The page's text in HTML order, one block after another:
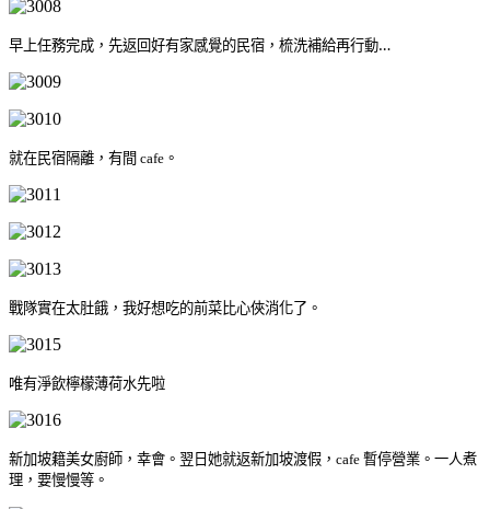
早上任務完成，先返回好有家感覺的民宿，梳洗補給再行動…
就在民宿隔離，有間 cafe。
戰隊實在太肚餓，我好想吃的前菜比心俠消化了。
唯有淨飲檸檬薄荷水先啦
新加坡籍美女廚師，幸會。翌日她就返新加坡渡假， cafe 暫停營業。一人煮
理，要慢慢等。